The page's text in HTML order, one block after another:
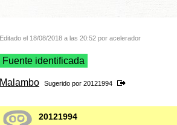
Editado el 18/08/2018 a las 20:52 por acelerador
Fuente identificada
Malambo Sugerido por 20121994
20121994